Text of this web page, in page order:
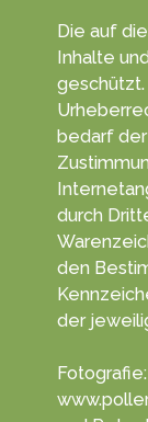
Die auf
Inhalte
geschützt. Jede vom
bedarf
durch Dritte geschützten
den
der